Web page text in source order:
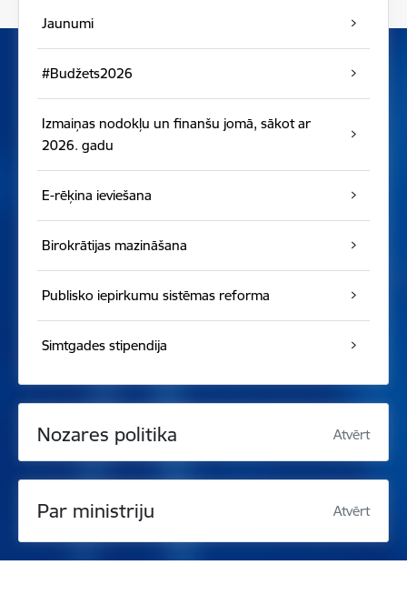
Jaunumi
#Budžets2026
Izmaiņas nodokļu un finanšu jomā, sākot ar
2026. gadu
E-rēķina ieviešana
Birokrātijas mazināšana
Publisko iepirkumu sistēmas reforma
Simtgades stipendija
Nozares politika Atvērt
Par ministriju Atvērt